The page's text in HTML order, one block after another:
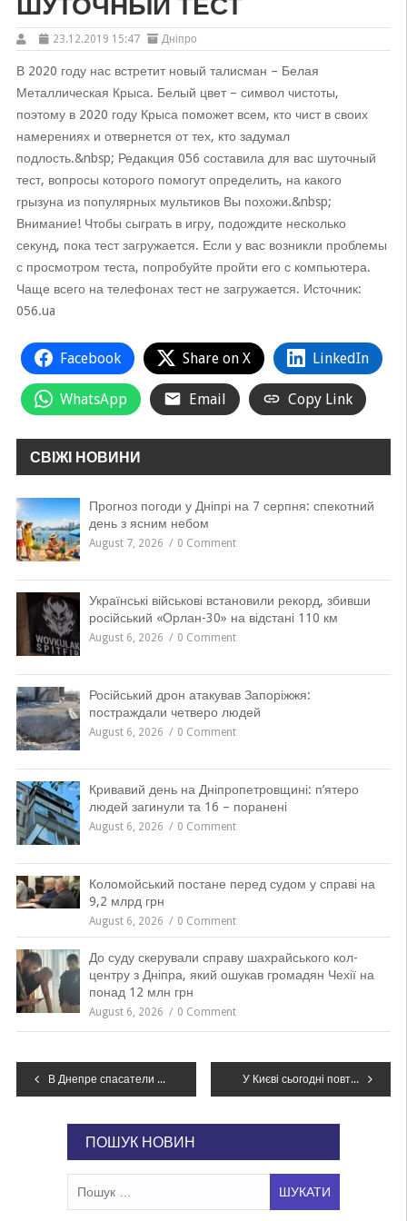
23.12.2019 15:47 Дніпро
В 2020 году нас встретит новый талисман – Белая
Металлическая Крыса. Белый цвет – символ чистоты,
поэтому в 2020 году Крыса поможет всем, кто чист в своих
намерениях и отвернется от тех, кто задумал
подлость.&nbsp; Редакция 056 составила для вас шуточный
тест, вопросы которого помогут определить, на какого
грызуна из популярных мультиков Вы похожи.&nbsp;
Внимание! Чтобы сыграть в игру, подождите несколько
секунд, пока тест загружается. Если у вас возникли проблемы
с просмотром теста, попробуйте пройти его с компьютера.
Чаще всего на телефонах тест не загружается. Источник:
056.ua
Facebook Share on X LinkedIn
WhatsApp Email Copy Link
СВІЖІ НОВИНИ
Прогноз погоди у Дніпрі на 7 серпня: спекотний
день з ясним небом
August 7, 2026 0 Comment
Українські військові встановили рекорд, збивши
російський «Орлан-30» на відстані 110 км
August 6, 2026 0 Comment
Російський дрон атакував Запоріжжя:
постраждали четверо людей
August 6, 2026 0 Comment
Кривавий день на Дніпропетровщині: п’ятеро
людей загинули та 16 – поранені
August 6, 2026 0 Comment
Коломойський постане перед судом у справі на
9,2 млрд грн
August 6, 2026 0 Comment
До суду скерували справу шахрайського кол-
центру з Дніпра, який ошукав громадян Чехії на
понад 12 млн грн
August 6, 2026 0 Comment
Навігація
В Днепре спасатели подвели итоги недели У Києві сьогодні повторено температурний рекорд
ПОШУК НОВИН